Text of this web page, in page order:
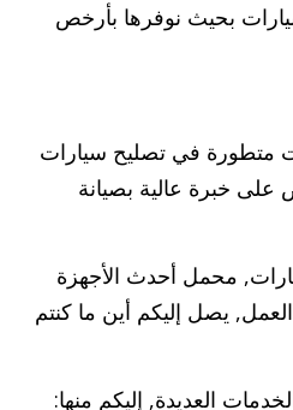
بحيث نوفرها بأرخص
متطورة في تصليح سيارات
خبرة عالية بصيانة
محمل أحدث الأجهزة
العمل, يصل إليكم أين ما كنتم
العديدة, إليكم منها: